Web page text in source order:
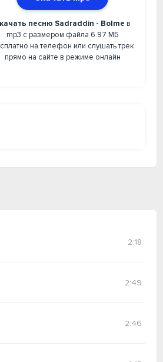
песню Sadraddin - Bolme в
mp3 с размером файла 6.97 МБ
на телефон или слушать трек
прямо на сайте в режиме онлайн
2:18
2:49
2:46